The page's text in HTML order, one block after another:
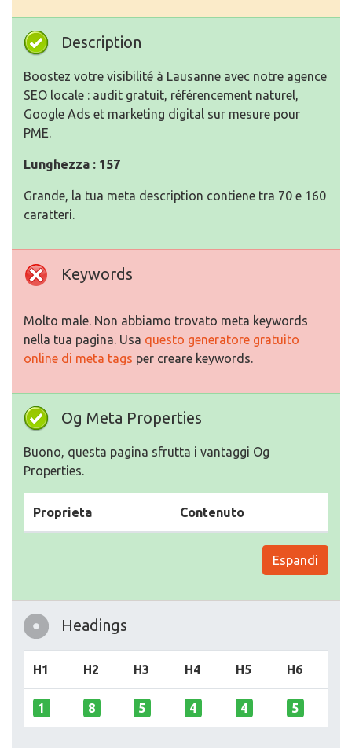
Description
Boostez votre visibilité à Lausanne avec notre agence
SEO locale : audit gratuit, référencement naturel,
Google Ads et marketing digital sur mesure pour
PME.
Lunghezza : 157
Grande, la tua meta description contiene tra 70 e 160
caratteri.
Keywords
Molto male. Non abbiamo trovato meta keywords
nella tua pagina. Usa questo generatore gratuito
online di meta tags per creare keywords.
Og Meta Properties
Buono, questa pagina sfrutta i vantaggi Og
Properties.
Proprieta Contenuto
Espandi
Headings
H1 H2 H3 H4 H5 H6
1 8 5 4 4 5